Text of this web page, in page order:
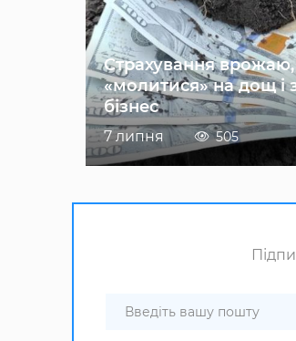
Страхування
«молитися» на дощ і
бізнес
7 липня 505